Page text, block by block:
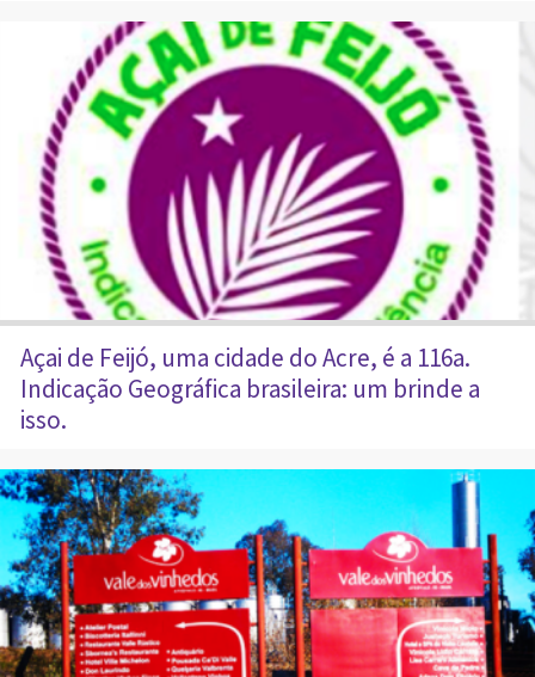
Açai de Feijó, uma cidade do Acre, é a 116a.
Indicação Geográfica brasileira: um brinde a
isso.